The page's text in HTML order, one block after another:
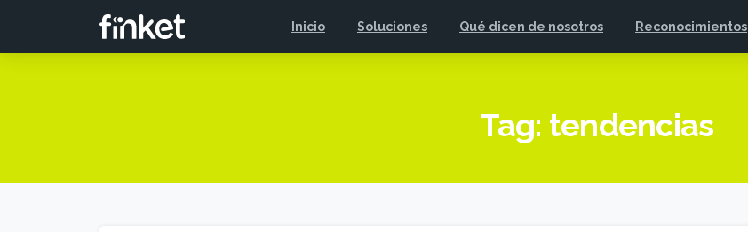
Inicio Soluciones Qué dicen de nosotros Reconocimientos
Tag: tendencias